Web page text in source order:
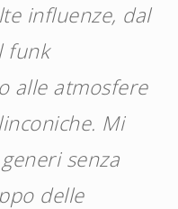
influenze, dal
funk
alle atmosfere
Mi
senza
delle